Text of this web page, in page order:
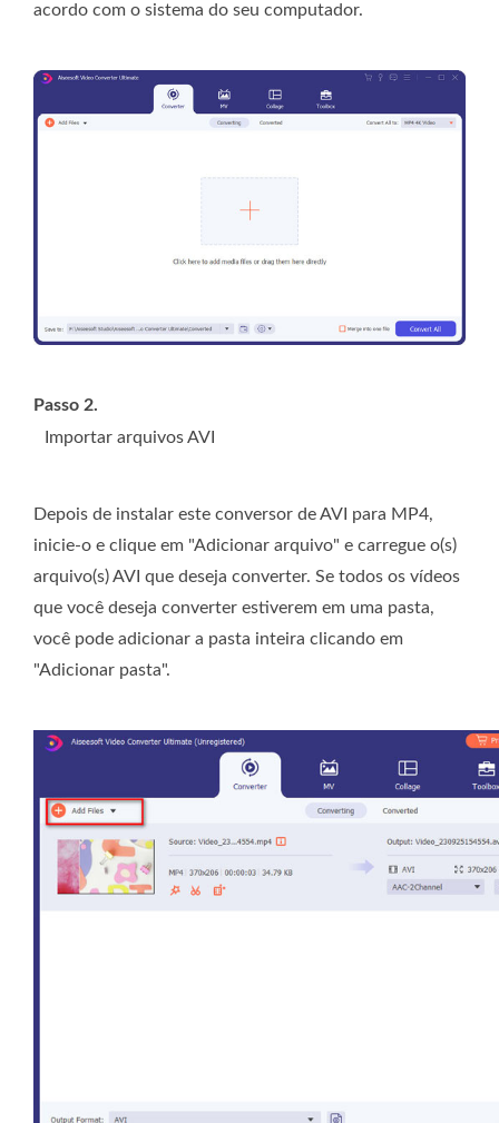
acordo com o sistema do seu computador.
Passo 2.
Importar arquivos AVI
Depois de instalar este conversor de AVI para MP4,
inicie-o e clique em "Adicionar arquivo" e carregue o(s)
arquivo(s) AVI que deseja converter. Se todos os vídeos
que você deseja converter estiverem em uma pasta,
você pode adicionar a pasta inteira clicando em
"Adicionar pasta".